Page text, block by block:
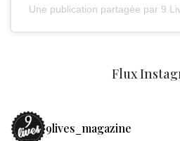
Une publication partagée par 9
Flux
9lives_magazine